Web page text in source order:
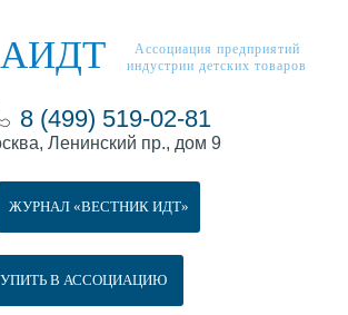
АИДТ
Ассоциация предприятий
индустрии детских товаров
8 (499) 519-02-81
Ленинский пр., дом 9
В АССОЦИАЦИЮ
ЖУРНАЛ «ВЕСТНИК ИДТ»